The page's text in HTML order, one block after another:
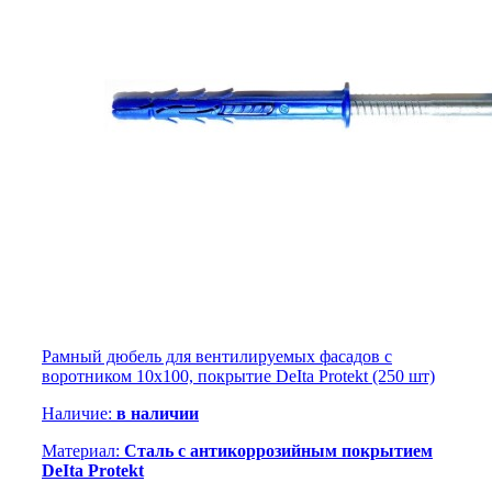
Рамный дюбель для вентилируемых фасадов с
воротником 10х100, покрытие DeIta Protekt (250 шт)
Наличие: в наличии
Материал: Сталь с антикоррозийным покрытием
DeIta Protekt